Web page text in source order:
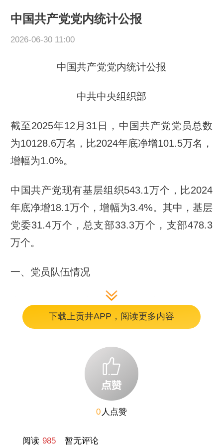
中国共产党党内统计公报
2026-06-30 11:00
中国共产党党内统计公报
中共中央组织部
截至2025年12月31日，中国共产党党员总数
为10128.6万名，比2024年底净增101.5万名，
增幅为1.0%。
中国共产党现有基层组织543.1万个，比2024
年底净增18.1万个，增幅为3.4%。其中，基层
党委31.4万个，总支部33.3万个，支部478.3
万个。
一、党员队伍情况
党员的性别、民族和学历。女党员3191.4万
名，占党员总数的31.5%。少数民族党员
5976.5万名，占59.0%。
党员的年龄。30岁及以下党员1209.4万名，31
至35岁党员1011.5万名，36至40岁党员
1219.1万名，41至45岁党员992.7万名，46至
50岁党员904.7万名，51至55岁党员946.0万
下载上贡井APP，阅读更多内容
0 人点赞
阅读 985 暂无评论